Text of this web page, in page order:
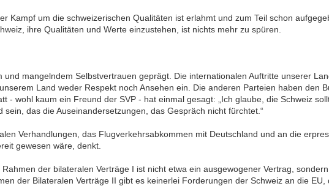
Kampf um die schweizerischen Qualitäten ist erlahmt und zum Teil schon
ihre Qualitäten und Werte einzustehen, ist nichts mehr zu spüren.
mangelndem Selbstvertrauen geprägt. Die internationalen Auftritte unserer
Land weder Respekt noch Ansehen ein. Die anderen Parteien haben den
- wohl kaum ein Freund der SVP - hat einmal gesagt: „Ich glaube, die Schweiz
das die Auseinandersetzungen, das Gespräch nicht fürchtet.“
Verhandlungen, das Flugverkehrsabkommen mit Deutschland und an die
gewesen wäre, denkt.
der bilateralen Verträge I ist nicht etwa ein ausgewogener Vertrag,
der Bilateralen Verträge II gibt es keinerlei Forderungen der Schweiz an die EU,